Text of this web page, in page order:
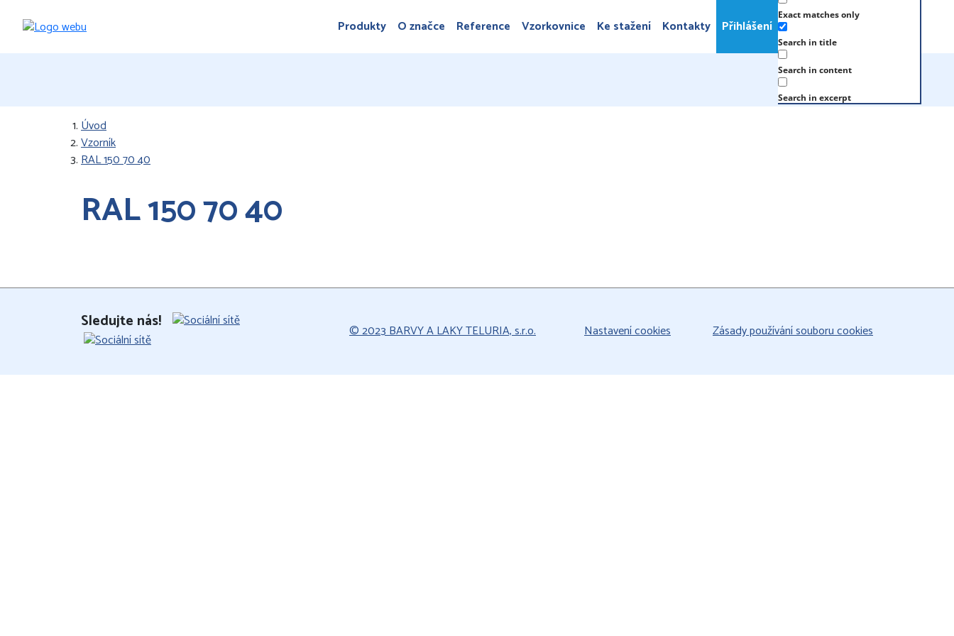
Produkty O značce Reference Vzorkovnice Ke stažení Kontakty Přihlášení
Exact matches only
Search in title
Search in content
Search in excerpt
Úvod
Vzorník
RAL 150 70 40
RAL 150 70 40
Sledujte nás! © 2023 BARVY A LAKY TELURIA, s.r.o. Nastavení cookies Zásady používání souboru cookies